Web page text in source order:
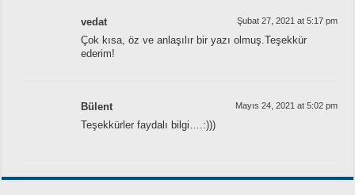
vedat Şubat 27, 2021 at 5:17 pm
Çok kısa, öz ve anlaşılır bir yazı olmuş.Teşekkür
ederim!
Bülent Mayıs 24, 2021 at 5:02 pm
Teşekkürler faydalı bilgi….:)))